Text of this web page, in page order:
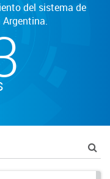
del sistema de